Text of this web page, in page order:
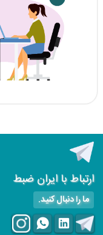
ارتباط با ایران ضبط
ما را دنبال کنید.